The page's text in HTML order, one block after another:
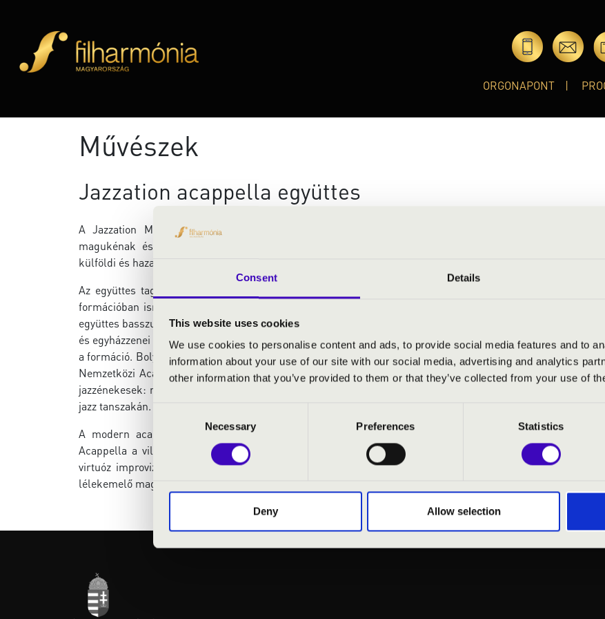
Consent Details
This website uses cookies
We use cookies to personalise content and ads, to provide social media features and to
information about your use of our site with our social media, advertising and analytics
other information that you’ve provided to them or that they’ve collected from your use of
Necessary Preferences Statistics
Deny Allow selection
ORGONAPONT
Művészek
Jazzation acappella együttes
A Jazzation Magyarország első számú jazz acappella együttese: négy nemzetközi verseny nagydíját
magukénak és számos különleges együttműködést: Bobby McFerrinnel, a Real Grouppal, a King's
külföldi és hazai, vokális és hangszeres formációkkal.
Az együttes tagjai egytől egyig a vokális műfaj legkiválóbbjai: az alapító Várallyay Katus 2003-ban egy
formációban ismerkedett meg az acappellával, és amint a Jazzation ötlete megszületett, azt is rögtön
együttes basszusa csak Homor Máté lehet, aki a Kodály Zoltán Magyar Kórusiskolában eltöltött évek, majd
és egyházzenei tanulmányai mellett mindig is vonzódott a jazzhez: így két álom is valóra vált, amikor 2005-
a formáció. Bolyki Sára a jazznek és népzenének egyaránt nagykövete: az együttesbe érkezésekor a
Nemzetközi Acappella Fesztivál nagydíját és közönségdíját is elnyerte. Koncz Kriszta és Bolyki Barnabás
jazzénekesek: míg Kriszta tavaly diplomázott, Barnabás az első évet végezte el a Liszt Ferenc Zeneművészeti
jazz tanszakán.
A modern acappella szerelmeseit és a műfajjal csak most ismerkedőket is szeretettel várja az
Acappella a világ körül című műsorában különleges válogatást kínál repertoárja legjavából: komplex
virtuóz improvizációik, a világ minden tájáról gyűjtött zenei élményeik hozzák testközelbe a gondolati
lélekemelő magasságot, melyet közösen járnak be hallgatóságukkal ezen a nyáresti koncerten